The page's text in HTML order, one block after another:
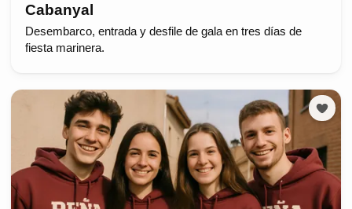
Cabanyal
Desembarco, entrada y desfile de gala en tres días de
fiesta marinera.